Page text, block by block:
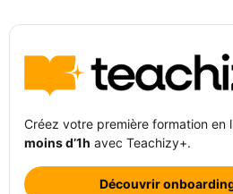
Créez votre première formation en
moins d’1h avec Teachizy+.
Découvrir